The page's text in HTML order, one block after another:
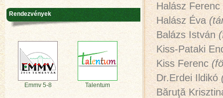
Halász Ferenc
Halász Éva
Balázs István
Kiss-Pataki
Kiss Ferenc
Dr.Erdei Ildikó
Băruţă
Rendezvények
Emmv 5-8 Talentum